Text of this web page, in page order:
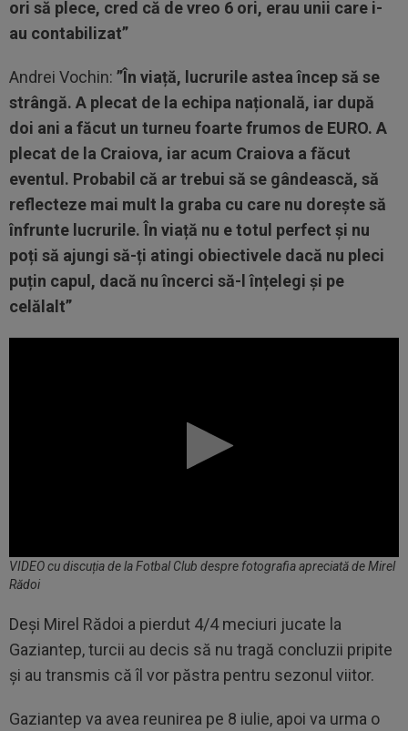
ori să plece, cred că de vreo 6 ori, erau unii care i-
au contabilizat”
Andrei Vochin: ”În viață, lucrurile astea încep să se
strângă. A plecat de la echipa națională, iar după
doi ani a făcut un turneu foarte frumos de EURO. A
plecat de la Craiova, iar acum Craiova a făcut
eventul. Probabil că ar trebui să se gândească, să
reflecteze mai mult la graba cu care nu dorește să
înfrunte lucrurile. În viață nu e totul perfect și nu
poți să ajungi să-ți atingi obiectivele dacă nu pleci
puțin capul, dacă nu încerci să-l înțelegi și pe
celălalt”
VIDEO cu discuția de la Fotbal Club despre fotografia apreciată de Mirel
Rădoi
Deși Mirel Rădoi a pierdut 4/4 meciuri jucate la
Gaziantep, turcii au decis să nu tragă concluzii pripite
și au transmis că îl vor păstra pentru sezonul viitor.
Gaziantep va avea reunirea pe 8 iulie, apoi va urma o